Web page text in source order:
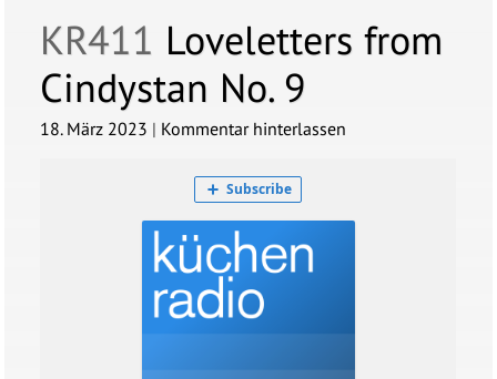
KR411 Loveletters from
Cindystan No. 9
18. März 2023 | Kommentar hinterlassen